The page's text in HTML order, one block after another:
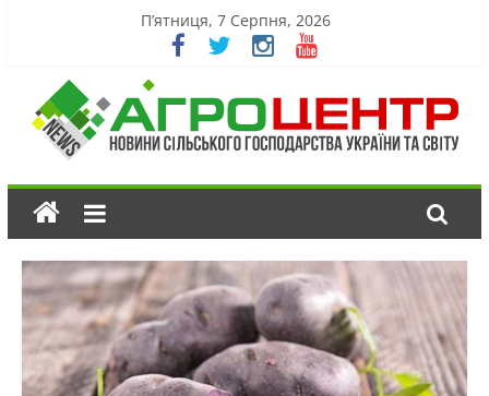
П’ятниця, 7 Серпня, 2026